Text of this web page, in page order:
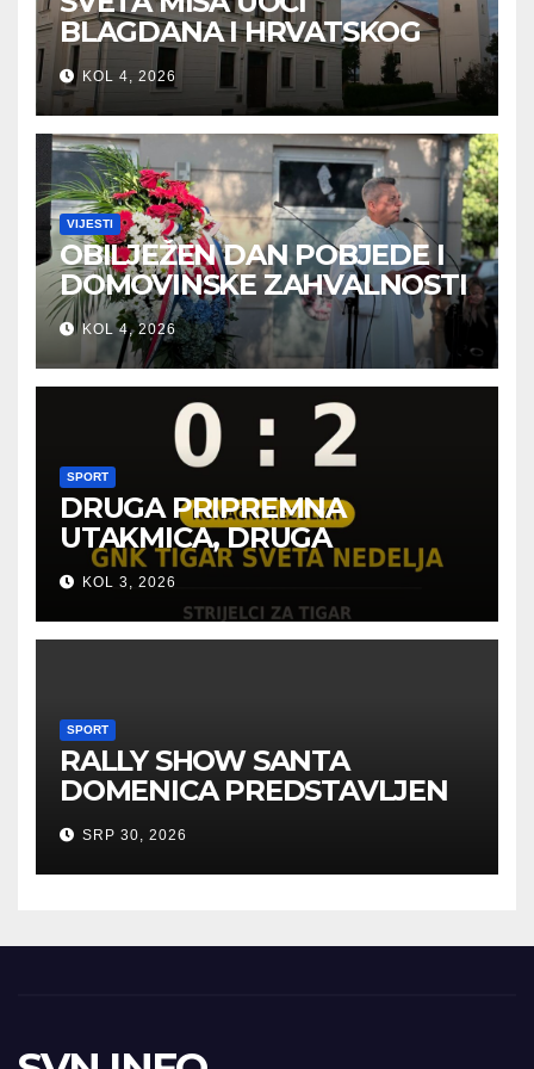
BLAGDANA I HRVATSKOG
PRAZNIKA SLOBODE
KOL 4, 2026
VIJESTI
OBILJEŽEN DAN POBJEDE I
DOMOVINSKE ZAHVALNOSTI
U SVETOJ NEDELJI
KOL 4, 2026
SPORT
DRUGA PRIPREMNA
UTAKMICA, DRUGA
POBJEDA ZA TIGROVE
KOL 3, 2026
SPORT
RALLY SHOW SANTA
DOMENICA PREDSTAVLJEN
U AUSTRIJI
SRP 30, 2026